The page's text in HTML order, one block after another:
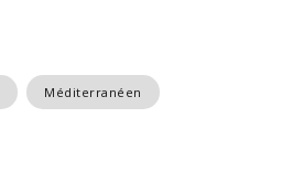
Méditerranéen